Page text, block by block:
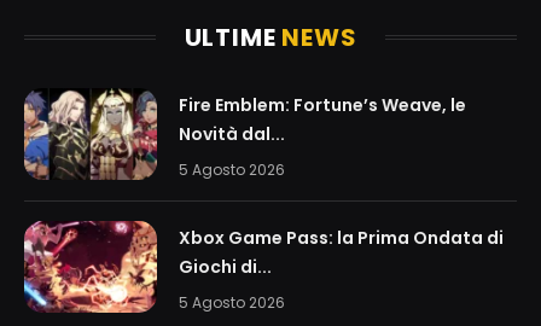
ULTIME NEWS
Fire Emblem: Fortune’s Weave, le
Novità dal...
5 Agosto 2026
Xbox Game Pass: la Prima Ondata di
Giochi di...
5 Agosto 2026